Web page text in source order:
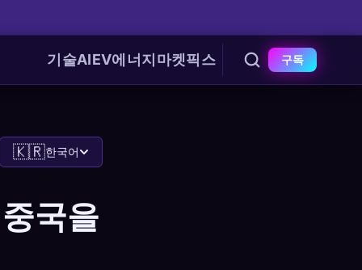
기술AIEV에너지 마켓픽스 구독
🇰🇷한국어
국을